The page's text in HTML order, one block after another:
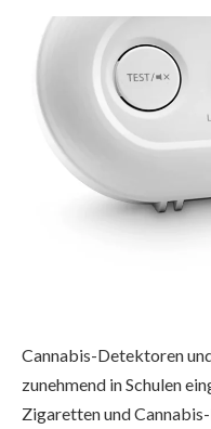
Cannabis-Detektoren
zunehmend in Schulen
Zigaretten und